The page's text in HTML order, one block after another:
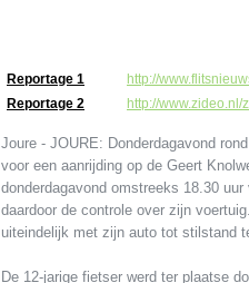
Reportage 1
http://
Reportage 2
http://
Joure - JOURE: Donderdagavond
voor een aanrijding op de Geert
donderdagavond omstreeks 18.30
daardoor de controle over zijn
uiteindelijk met zijn auto tot stilstand
De 12-jarige fietser werd ter plaatse